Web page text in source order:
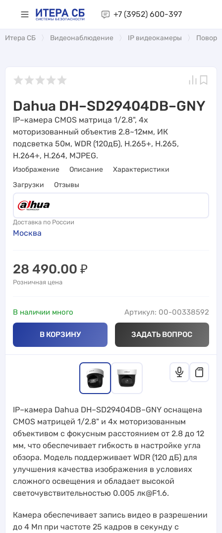
+7 (3952) 600-397
Итера СБ Видеонаблюдение IP видеокамеры
Dahua DH–SD29404DB–GNY
IP–камера CMOS матрица 1/2.8", 4x
моторизованный объектив 2.8~12мм, ИК
подсветка 50м, WDR (120дБ), H.265+, H.265,
H.264+, H.264, MJPEG.
Изображение Описание
Характеристики
Загрузки
Отзывы
Доставка по России
Москва
28 490.00 ₽
Розничная цена
В наличии много Артикул: 00-00338592
В КОРЗИНУ ЗАДАТЬ ВОПРОС
IP–камера Dahua DH–SD29404DB–GNY оснащена
CMOS матрицей 1/2.8" и 4x моторизованным
объективом с фокусным расстоянием от 2.8 до 12
мм, что обеспечивает гибкость в настройке угла
обзора. Модель поддерживает WDR (120 дБ) для
улучшения качества изображения в условиях
сложного освещения и обладает высокой
светочувствительностью 0.005 лк@F1.6.
Камера обеспечивает запись видео в разрешении
до 4 Мп при частоте 25 кадров в секунду с